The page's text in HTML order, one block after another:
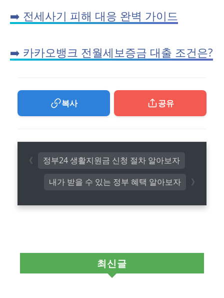
➡️ 전세사기 피해 대응 완벽 가이드
➡️ 카카오뱅크 전월세보증금 대출 조건은?
복사 공유
내가 받을 수 있는 정부 혜택 알아보자
정부24 생활지원금 신청 절차 알아보자
최신글